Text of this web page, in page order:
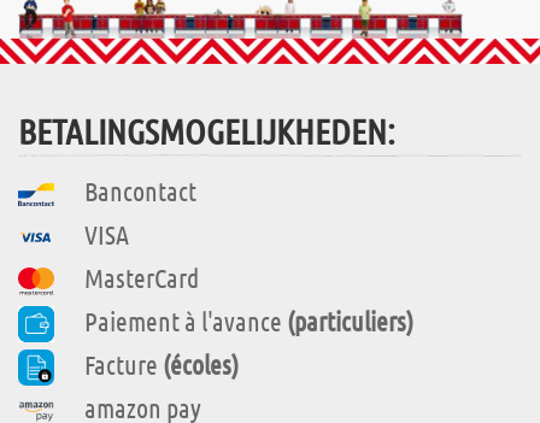
BETALINGSMOGELIJKHEDEN:
Bancontact
VISA
MasterCard
Paiement à l'avance (particuliers)
Facture (écoles)
amazon pay